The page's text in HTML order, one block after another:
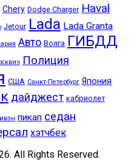
Chery Dodge Charger Haval
Jetour Lada Lada Granta
Авто Волга ГИБДД
Полиция
США Санкт-Петербург Япония
дайджест кабриолет
пикап седан
хэтчбек
All Rights Reserved.